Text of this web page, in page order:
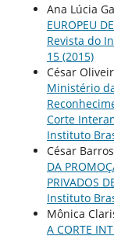
Ana Lúcia
EUROPEU
Revista do
15 (2015)
César
Ministério
Corte
Instituto
César
DA
PRIVADOS
Instituto
Mônica
A CORTE